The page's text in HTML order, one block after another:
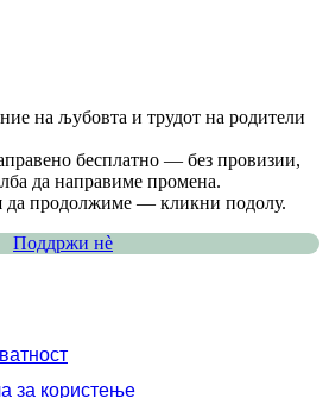
на љубовта и трудот на родители
бесплатно — без провизии,
да направиме промена.
да продолжиме — кликни подолу.
Поддржи нѐ
за користење